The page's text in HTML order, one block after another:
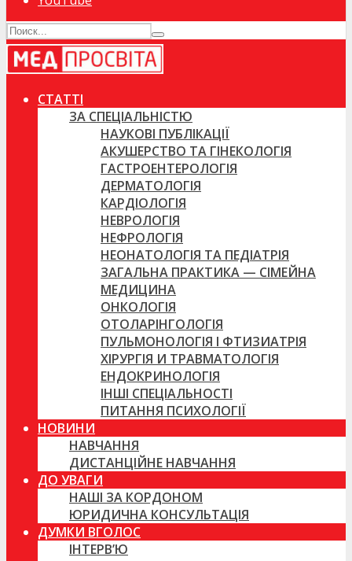
СТАТТІ
ЗА СПЕЦІАЛЬНІСТЮ
НАУКОВІ ПУБЛІКАЦІЇ
АКУШЕРСТВО ТА ГІНЕКОЛОГІЯ
ГАСТРОЕНТЕРОЛОГІЯ
ДЕРМАТОЛОГІЯ
КАРДІОЛОГІЯ
НЕВРОЛОГІЯ
НЕФРОЛОГІЯ
НЕОНАТОЛОГІЯ ТА ПЕДІАТРІЯ
ЗАГАЛЬНА ПРАКТИКА — СІМЕЙНА
МЕДИЦИНА
ОНКОЛОГІЯ
ОТОЛАРІНГОЛОГІЯ
ПУЛЬМОНОЛОГІЯ І ФТИЗИАТРІЯ
ХІРУРГІЯ И ТРАВМАТОЛОГІЯ
ЕНДОКРИНОЛОГІЯ
ІНШІ СПЕЦІАЛЬНОСТІ
ПИТАННЯ ПСИХОЛОГІЇ
НОВИНИ
НАВЧАННЯ
ДИСТАНЦІЙНЕ НАВЧАННЯ
ДО УВАГИ
НАШІ ЗА КОРДОНОМ
ЮРИДИЧНА КОНСУЛЬТАЦІЯ
ДУМКИ ВГОЛОС
ІНТЕРВ’Ю